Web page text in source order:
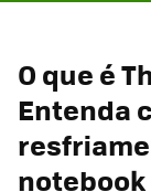
O que é
Entenda